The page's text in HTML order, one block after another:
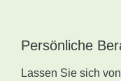
Persönliche
Lassen Sie sich